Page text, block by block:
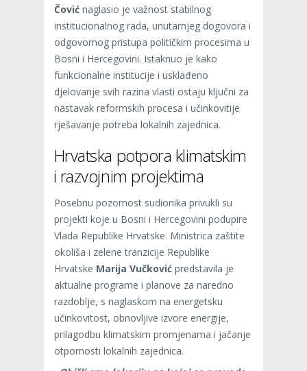
Čović naglasio je važnost stabilnog
institucionalnog rada, unutarnjeg dogovora i
odgovornog pristupa političkim procesima u
Bosni i Hercegovini. Istaknuo je kako
funkcionalne institucije i usklađeno
djelovanje svih razina vlasti ostaju ključni za
nastavak reformskih procesa i učinkovitije
rješavanje potreba lokalnih zajednica.
Hrvatska potpora klimatskim
i razvojnim projektima
Posebnu pozornost sudionika privukli su
projekti koje u Bosni i Hercegovini podupire
Vlada Republike Hrvatske. Ministrica zaštite
okoliša i zelene tranzicije Republike
Hrvatske Marija Vučković predstavila je
aktualne programe i planove za naredno
razdoblje, s naglaskom na energetsku
učinkovitost, obnovljive izvore energije,
prilagodbu klimatskim promjenama i jačanje
otpornosti lokalnih zajednica.